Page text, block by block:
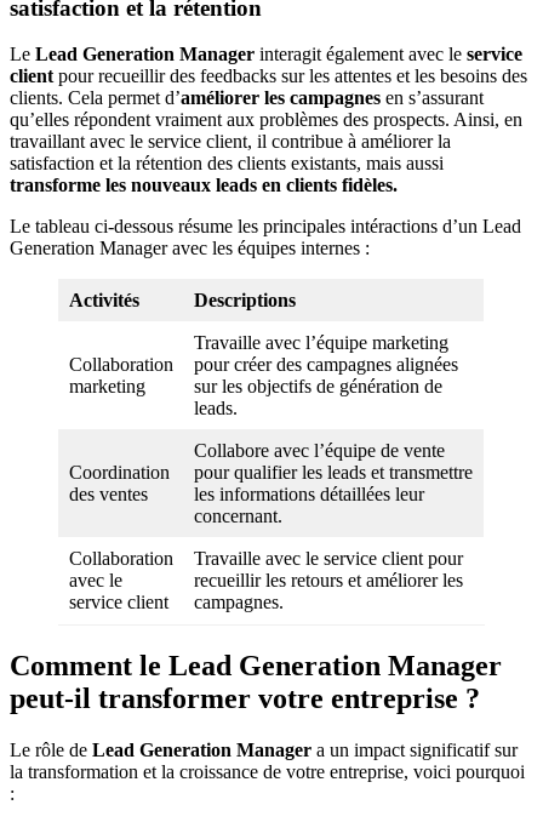
satisfaction et la rétention
Le Lead Generation Manager interagit également avec le service
client pour recueillir des feedbacks sur les attentes et les besoins des
clients. Cela permet d’améliorer les campagnes en s’assurant
qu’elles répondent vraiment aux problèmes des prospects. Ainsi, en
travaillant avec le service client, il contribue à améliorer la
satisfaction et la rétention des clients existants, mais aussi
transforme les nouveaux leads en clients fidèles.
Le tableau ci-dessous résume les principales intéractions d’un Lead
Generation Manager avec les équipes internes :
Activités Descriptions
Collaboration
marketing
Travaille avec l’équipe marketing
pour créer des campagnes alignées
sur les objectifs de génération de
leads.
Coordination
des ventes
Collabore avec l’équipe de vente
pour qualifier les leads et transmettre
les informations détaillées leur
concernant.
Collaboration
avec le
service client
Travaille avec le service client pour
recueillir les retours et améliorer les
campagnes.
Comment le Lead Generation Manager
peut-il transformer votre entreprise ?
Le rôle de Lead Generation Manager a un impact significatif sur
la transformation et la croissance de votre entreprise, voici pourquoi
: